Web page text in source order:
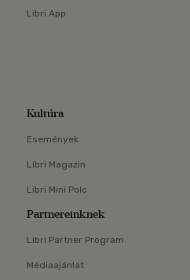
Libri App
Kultúra
Események
Libri Magazin
Libri Mini Polc
Partnereinknek
Libri Partner Program
Médiaajánlat